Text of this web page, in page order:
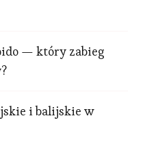
— który zabieg
i balijskie w